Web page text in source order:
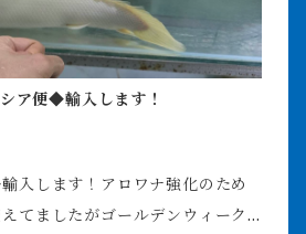
便◆輸入します！
入します！アロワナ強化のため
てましたがゴールデンウィーク